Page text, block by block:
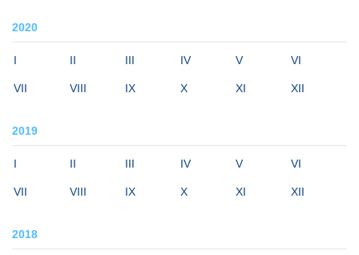
2020
I II III IV V VI
VII VIII IX X XI XII
2019
I II III IV V VI
VII VIII IX X XI XII
2018